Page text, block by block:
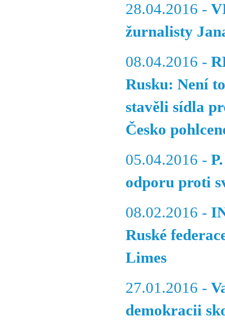
28.04.2016 -
žurnalisty
08.04.2016 -
Rusku: Není
stavěli sídla
Česko
05.04.2016 -
odporu proti
08.02.2016 -
Ruské
Limes
27.01.2016 -
demokracii